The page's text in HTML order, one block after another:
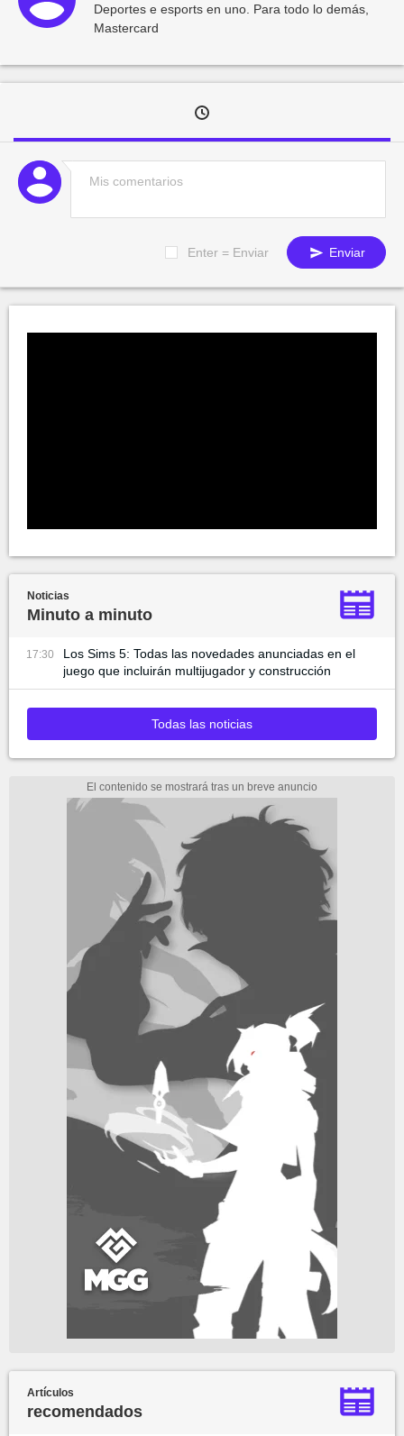
Deportes e esports en uno. Para todo lo demás,
Mastercard
Enter = Enviar Enviar
Noticias
Minuto a minuto
17:30
Los Sims 5: Todas las novedades anunciadas en el
juego que incluirán multijugador y construcción
Todas las noticias
Artículos
recomendados